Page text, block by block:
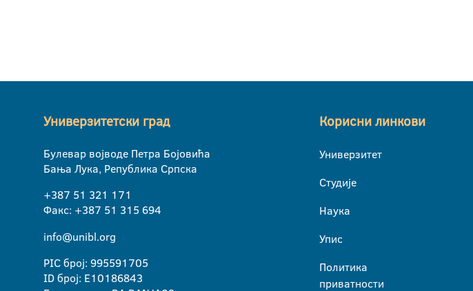
Универзитетски град
Булевар војводе Петра Бојовића
Бања Лука, Република Српска
+387 51 321 171
Факс: +387 51 315 694
info@unibl.org
PIC број: 995591705
ID број: E10186843
Корисни линкови
Универзитет
Студије
Наука
Упис
Политика
приватности